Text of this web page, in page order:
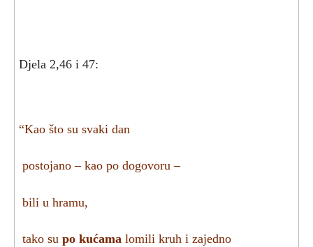
Djela 2,46 i 47:
“Kao što su svaki dan
postojano – kao po dogovoru –
bili u hramu,
tako su po kućama lomili kruh i zajedno